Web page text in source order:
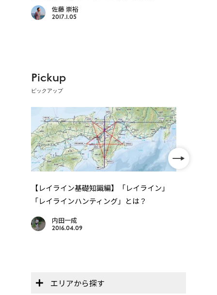
佐藤 崇裕
2017.1.05
Pickup
ピックアップ
【レイライン基礎知識編】「レイライン」
「レイラインハンティング」とは？
内田一成
2016.04.09
エリアから探す